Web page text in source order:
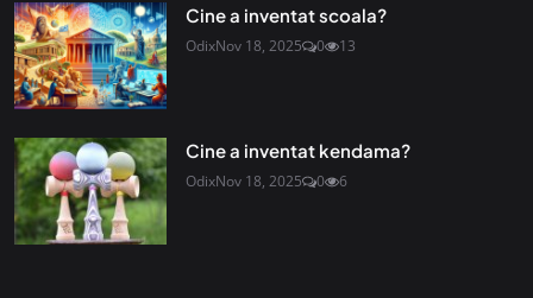
Cine a inventat scoala?
OdixNov 18, 2025 0 13
Cine a inventat kendama?
OdixNov 18, 2025 0 6